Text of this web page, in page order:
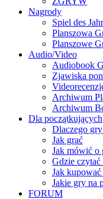
Nagrody
Spiel des
Planszowa
Planszowe
Audio/Video
Audiobook
Zjawiska
Archiwum
Archiwum
Dla początkujących
Dlaczego
Jak grać
Jak mówić o
Gdzie czytać
Jak
Jakie gry na
FORUM